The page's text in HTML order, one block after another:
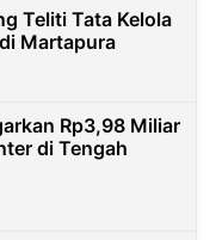
Teliti Tata Kelola
Martapura
Rp3,98 Miliar
di Tengah